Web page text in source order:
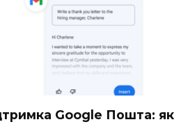
Google Пошта: як